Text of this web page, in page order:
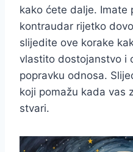
kako ćete dalje. Imate
kontraudar rijetko
slijedite ove korake
vlastito dostojanstvo i
popravku odnosa.
koji pomažu kada vas
stvari.